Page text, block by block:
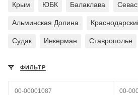
Крым ЮБК Балаклава
Альминская Долина
Судак Инкерман Ставрополье
ФИЛЬТР
00-00001087 00-